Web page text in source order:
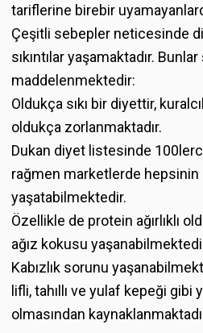
tariflerine birebir
Çeşitli sebepler neticesinde
sıkıntılar yaşamaktadır.
maddelenmektedir:
Oldukça sıkı bir diyettir,
oldukça zorlanmaktadır.
Dukan diyet listesinde
rağmen marketlerde hepsinin
yaşatabilmektedir.
Özellikle de protein ağırlıklı
ağız kokusu
Kabızlık sorunu
lifli, tahıllı ve yulaf kepeği gibi
olmasından